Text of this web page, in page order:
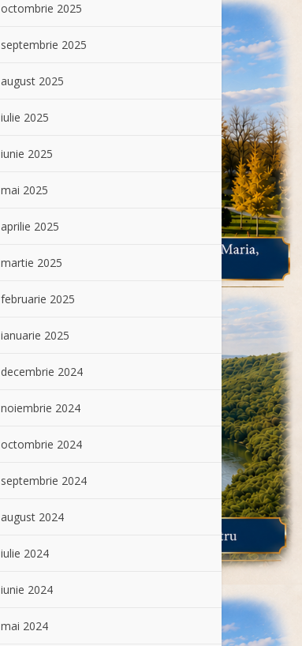
octombrie 2025
septembrie 2025
august 2025
iulie 2025
iunie 2025
mai 2025
aprilie 2025
martie 2025
februarie 2025
ianuarie 2025
decembrie 2024
noiembrie 2024
octombrie 2024
septembrie 2024
august 2024
iulie 2024
iunie 2024
mai 2024